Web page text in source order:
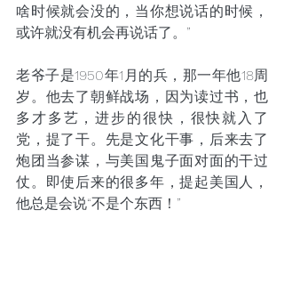
啥时候就会没的，当你想说话的时候，
或许就没有机会再说话了。”
老爷子是1950年1月的兵，那一年他18周
岁。他去了朝鲜战场，因为读过书，也
多才多艺，进步的很快，很快就入了
党，提了干。先是文化干事，后来去了
炮团当参谋，与美国鬼子面对面的干过
仗。即使后来的很多年，提起美国人，
他总是会说“不是个东西！”